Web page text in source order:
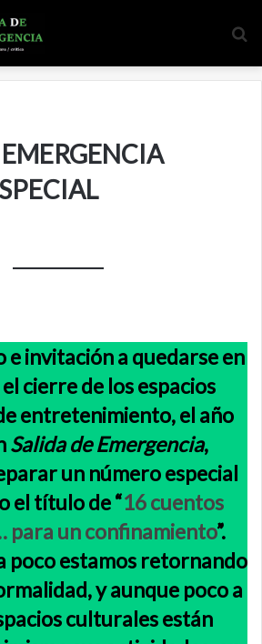
e invitación a quedarse en
cierre de los espacios
entretenimiento, el año
Salida de Emergencia,
un número especial
el título de “16 cuentos
para un confinamiento”.
poco estamos retornando
y aunque poco a
culturales están